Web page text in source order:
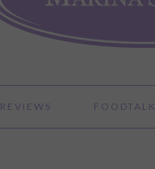
REVIEWS FOODTALK